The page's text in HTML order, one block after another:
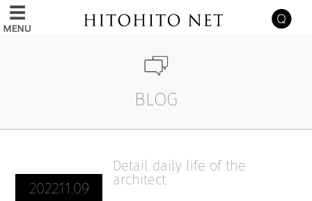
BLOG
2022.11.09
Detail daily life of the
architect